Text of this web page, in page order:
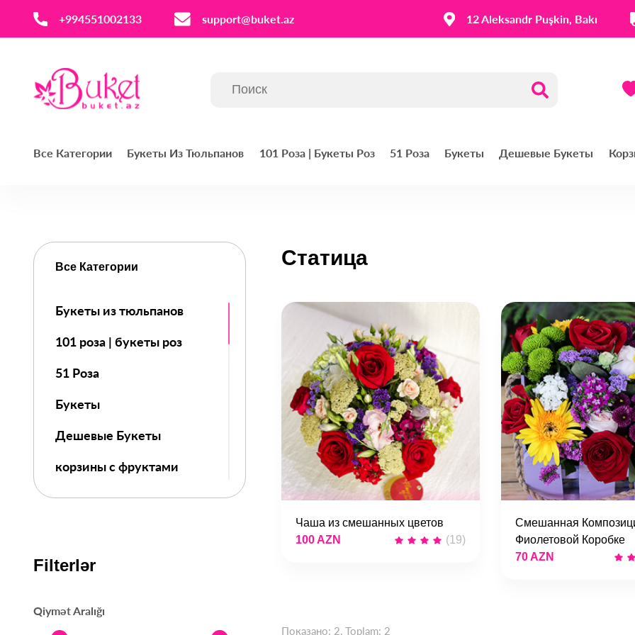
‪+994551002133‬ support@buket.az 12 Aleksandr Puşkin, Bakı
Все Категории Букеты Из Тюльпанов 101 Роза | Букеты Роз 51 Роза Букеты Дешевые Букеты
Все Категории
Букеты из тюльпанов
101 роза | букеты роз
51 Роза
Букеты
Дешевые Букеты
корзины с фруктами
Цветы
День Знаний
14 Февраля
Filterlər
Qiymət Aralığı
Статица
Чаша из смешанных цветов
100 AZN
(19)
Смешанная
Фиолетовой Коробке
70 AZN
Показано: 2, Toplam: 2